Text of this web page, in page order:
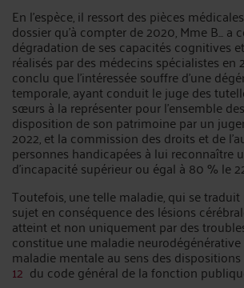
En l’espèce, il ressort des pièces
dossier qu'à compter de 2020, Mme B... a
dégradation de ses capacités cognitives
réalisés par des médecins spécialistes en
conclu que l'intéressée souffre d'une
temporale, ayant conduit le juge des
sœurs à la représenter pour l'ensemble
disposition de son patrimoine par un
2022, et la commission des droits et de
personnes handicapées à lui reconnaître
d'incapacité supérieur ou égal à 80 % le
Toutefois, une telle maladie, qui se
sujet en conséquence des lésions
atteint et non uniquement par des
constitue une maladie
maladie mentale au sens des
12 du code général de la fonction